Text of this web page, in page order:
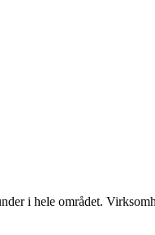
i hele området.